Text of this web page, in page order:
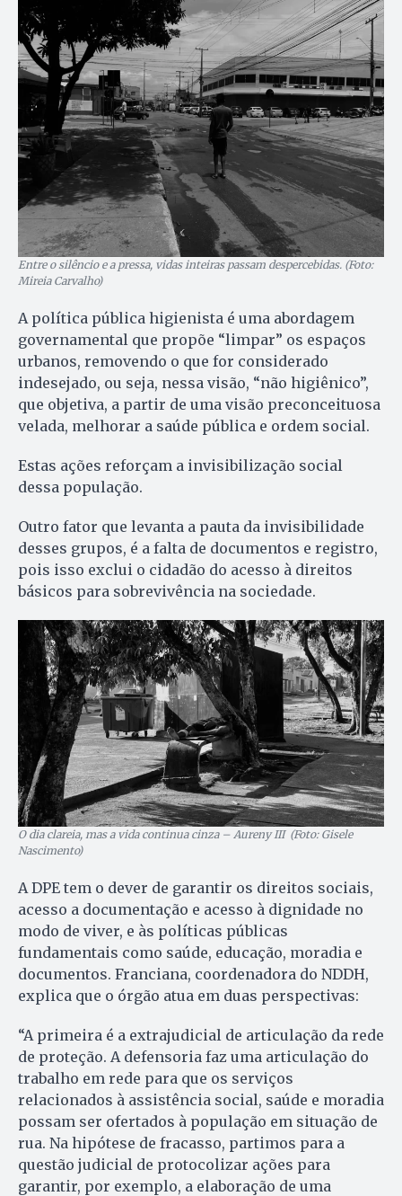
Entre o silêncio e a pressa, vidas inteiras passam despercebidas. (Foto:
Mireia Carvalho)
A política pública higienista é uma abordagem
governamental que propõe “limpar” os espaços
urbanos, removendo o que for considerado
indesejado, ou seja, nessa visão, “não higiênico”,
que objetiva, a partir de uma visão preconceituosa
velada, melhorar a saúde pública e ordem social.
Estas ações reforçam a invisibilização social
dessa população.
Outro fator que levanta a pauta da invisibilidade
desses grupos, é a falta de documentos e registro,
pois isso exclui o cidadão do acesso à direitos
básicos para sobrevivência na sociedade.
O dia clareia, mas a vida continua cinza – Aureny III (Foto: Gisele
Nascimento)
A DPE tem o dever de garantir os direitos sociais,
acesso a documentação e acesso à dignidade no
modo de viver, e às políticas públicas
fundamentais como saúde, educação, moradia e
documentos. Franciana, coordenadora do NDDH,
explica que o órgão atua em duas perspectivas:
“A primeira é a extrajudicial de articulação da rede
de proteção. A defensoria faz uma articulação do
trabalho em rede para que os serviços
relacionados à assistência social, saúde e moradia
possam ser ofertados à população em situação de
rua. Na hipótese de fracasso, partimos para a
questão judicial de protocolizar ações para
garantir, por exemplo, a elaboração de uma